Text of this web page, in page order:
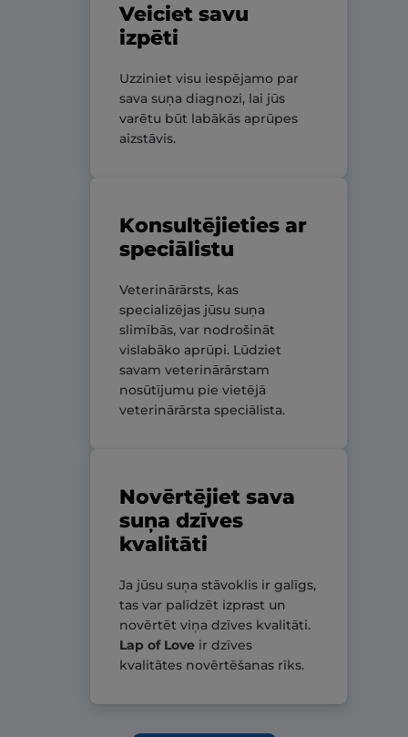
Veiciet savu
izpēti
Uzziniet visu iespējamo par
sava suņa diagnozi, lai jūs
varētu būt labākās aprūpes
aizstāvis.
Konsultējieties ar
speciālistu
Veterinārārsts, kas
specializējas jūsu suņa
slimībās, var nodrošināt
vislabāko aprūpi. Lūdziet
savam veterinārārstam
nosūtījumu pie vietējā
veterinārārsta speciālista.
Novērtējiet sava
suņa dzīves
kvalitāti
Ja jūsu suņa stāvoklis ir galīgs,
tas var palīdzēt izprast un
novērtēt viņa dzīves kvalitāti.
Lap of Loveir dzīves
kvalitātes novērtēšanas rīks.